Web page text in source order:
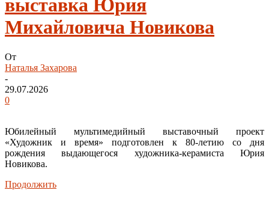
выставка Юрия
Михайловича Новикова
От
Наталья Захарова
-
29.07.2026
0
Юбилейный мультимедийный выставочный проект
«Художник и время» подготовлен к 80-летию со дня
рождения выдающегося художника-керамиста Юрия
Новикова.
Продолжить